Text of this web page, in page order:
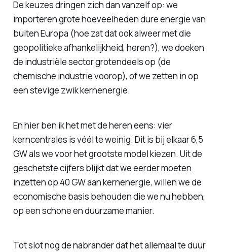
De keuzes dringen zich dan vanzelf op: we
importeren grote hoeveelheden dure energie van
buiten Europa (hoe zat dat ook alweer met die
geopolitieke afhankelijkheid, heren?), we doeken
de industriële sector grotendeels op (de
chemische industrie voorop), of we zetten in op
een stevige zwik kernenergie.
En hier ben ik het met de heren eens: vier
kerncentrales is véél te weinig. Dit is bij elkaar 6,5
GW als we voor het grootste model kiezen. Uit de
geschetste cijfers blijkt dat we eerder moeten
inzetten op 40 GW aan kernenergie, willen we de
economische basis behouden die we nu hebben,
op een schone en duurzame manier.
Tot slot nog de nabrander dat het allemaal te duur